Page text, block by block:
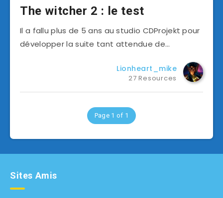
The witcher 2 : le test
Il a fallu plus de 5 ans au studio CDProjekt pour
développer la suite tant attendue de…
Lionheart_mike
27 Resources
Page 1 of 1
Sites Amis